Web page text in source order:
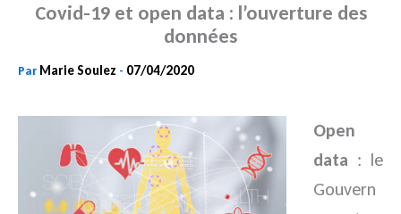
Covid-19 et open data : l’ouverture des
données
Par Marie Soulez - 07/04/2020
Open
data : le
Gouvern